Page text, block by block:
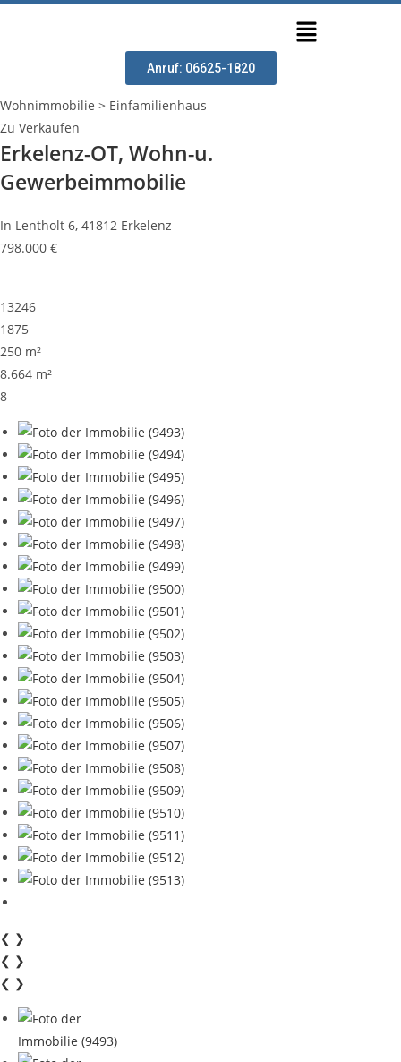
Anruf: 06625-1820
Wohnimmobilie > Einfamilienhaus
Zu Verkaufen
Erkelenz-OT, Wohn-u.
Gewerbeimmobilie
In Lentholt 6, 41812 Erkelenz
798.000 €
13246
1875
250 m²
8.664 m²
8
❮ ❯
❮ ❯
❮ ❯